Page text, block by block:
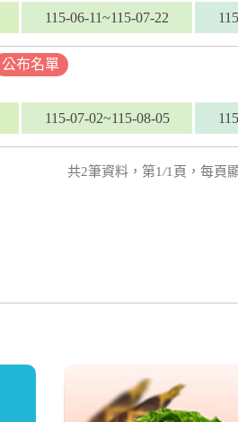
115-06-11~115-07-22
公布名單
115-07-02~115-08-05
共2筆資料，第1/1頁，每頁